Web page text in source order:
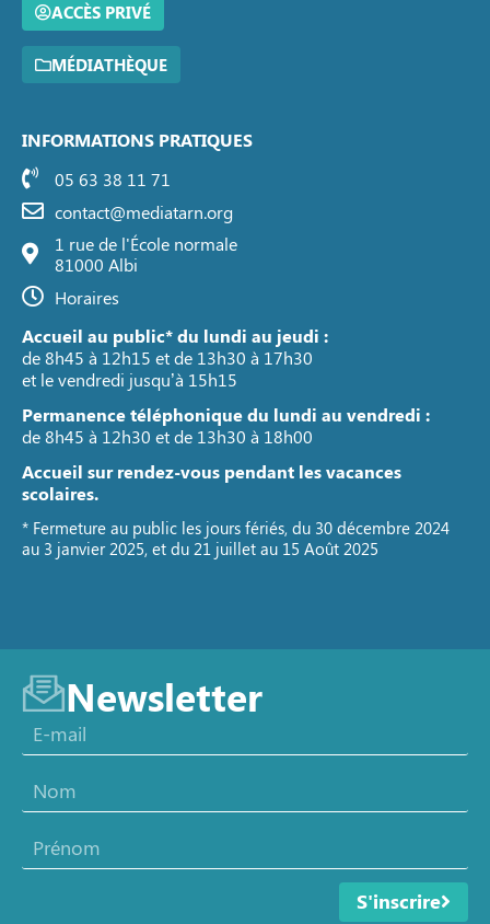
ACCÈS PRIVÉ
MÉDIATHÈQUE
INFORMATIONS PRATIQUES
05 63 38 11 71
contact@mediatarn.org
1 rue de l'École normale
81000 Albi
Horaires
Accueil au public* du lundi au jeudi :
de 8h45 à 12h15 et de 13h30 à 17h30
et le vendredi jusqu’à 15h15
Permanence téléphonique du lundi au vendredi :
de 8h45 à 12h30 et de 13h30 à 18h00
Accueil sur rendez-vous pendant les vacances
scolaires.
* Fermeture au public les jours fériés, du 30 décembre 2024
au 3 janvier 2025, et du 21 juillet au 15 Août 2025
Newsletter
S'inscrire